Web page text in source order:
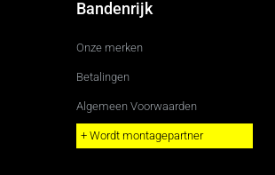
Bandenrijk
Onze merken
Betalingen
Algemeen Voorwaarden
+ Wordt montagepartner